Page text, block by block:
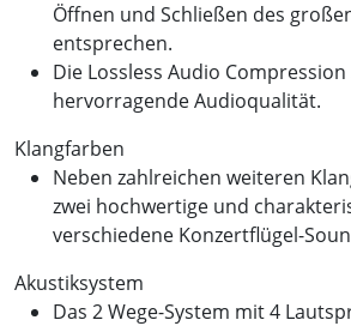
Öffnen und Schließen des
entsprechen.
Die Lossless Audio
hervorragende Audioqualität.
Klangfarben
Neben zahlreichen weiteren
zwei hochwertige und
verschiedene Konzertflügel-
Akustiksystem
Das 2 Wege-System mit 4